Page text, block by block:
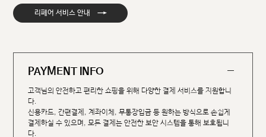
리페어 서비스 안내 →
PAYMENT INFO
고객님의 안전하고 편리한 쇼핑을 위해 다양한 결제 서비스를 지원합니
다.
신용카드, 간편결제, 계좌이체, 무통장입금 등 원하는 방식으로 손쉽게
결제하실 수 있으며, 모든 결제는 안전한 보안 시스템을 통해 보호됩니
다.